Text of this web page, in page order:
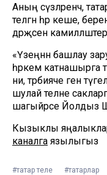
Аның сүзләренчә,
теләгән һәр кеше,
дәрәҗәсен
«Үзеңнән башлау
һәркем катнашырга
әни, тәрбияче генә
шулай телне
шагыйрәсе Йолдыз
Кызыклы
каналга язылыгыз
#татар теле #татарлар